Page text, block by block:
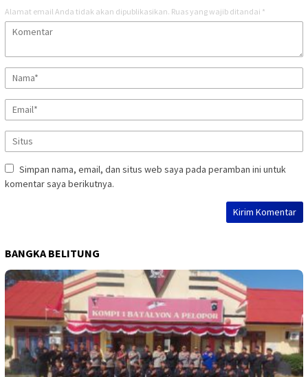
Alamat email Anda tidak akan dipublikasikan. Ruas yang wajib ditandai *
Simpan nama, email, dan situs web saya pada peramban ini untuk
komentar saya berikutnya.
BANGKA BELITUNG